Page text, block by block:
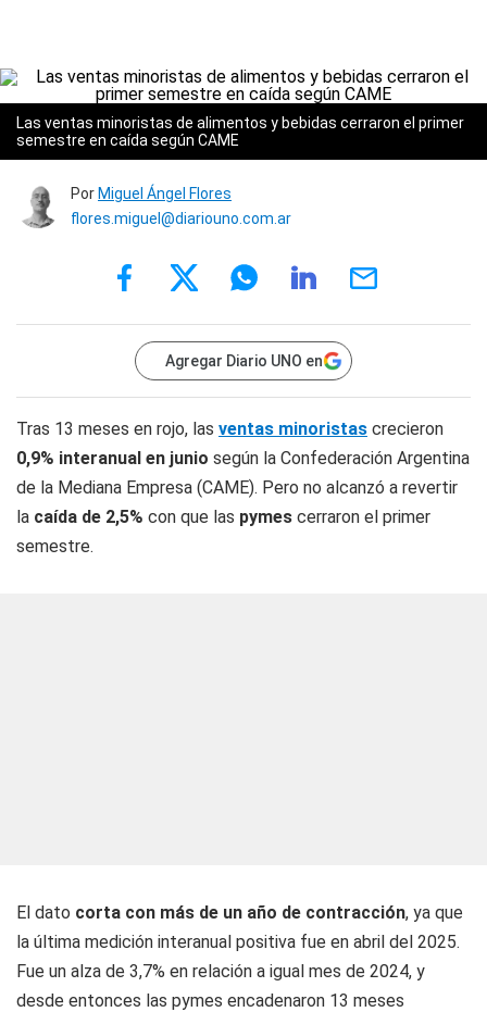
Las ventas minoristas de alimentos y bebidas cerraron el primer
semestre en caída según CAME
Por Miguel Ángel Flores
flores.miguel@diariouno.com.ar
Agregar Diario UNO en
Tras 13 meses en rojo, las ventas minoristas crecieron
0,9% interanual en junio según la Confederación Argentina
de la Mediana Empresa (CAME). Pero no alcanzó a revertir
la caída de 2,5% con que las pymes cerraron el primer
semestre.
El dato corta con más de un año de contracción, ya que
la última medición interanual positiva fue en abril del 2025.
Fue un alza de 3,7% en relación a igual mes de 2024, y
desde entonces las pymes encadenaron 13 meses